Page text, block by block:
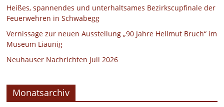
Heißes, spannendes und unterhaltsames Bezirkscupfinale der
Feuerwehren in Schwabegg
Vernissage zur neuen Ausstellung „90 Jahre Hellmut Bruch“ im
Museum Liaunig
Neuhauser Nachrichten Juli 2026
Monatsarchiv